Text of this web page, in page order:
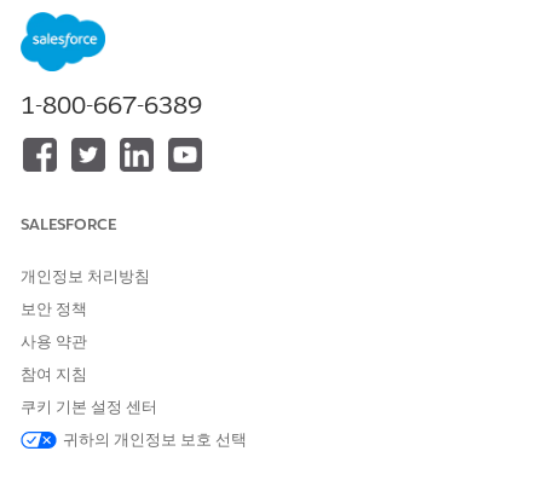
SLA 위반 예측 모델을 설정하여 기계 학습 및 실시간 데이터를
사용하여 위반 확률을 예측합니다. 결과적인 위험 점수를 사용
하여 긴급한 과업의 우선 순위를 지정하고 서비스 신뢰도를 향
상합니다.
IT 서비스에 대한 주요 사고 예측 설정
실시간 데이터 및 내역 패턴을 분석하여 중요 사고 예측 모델을
를 사용하여 조기에 응답 프로토콜을 시작하고 비즈니스 영향을
IT 서비스에 대한 변화 위험 예측 설정
변경 위험 점수 예측 모델을 설정하여 변경 요청 실패 가능성을
예측합니다. 결과 점수를 사용하여 주관적인 평가를 IT 안정성
IT 서비스에 대한 구성 항목 중요성 예측 설정
구성 항목 중요도 예측 모델을 설정하여 기계 학습, CMDB 종속
성 토폴로지, 사고 내역을 사용하여 각 구성 항목의 비즈니스 중
1-800-667-6389
SALESFORCE
개인정보 처리방침
보안 정책
사용 약관
참여 지침
쿠키 기본 설정 센터
귀하의 개인정보 보호 선택